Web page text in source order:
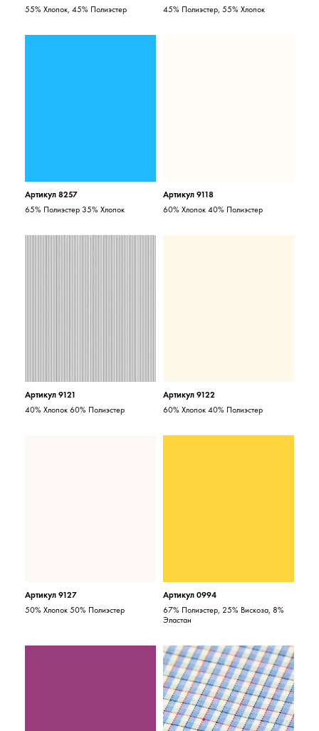
55% Хлопок, 45% Полиэстер 45% Полиэстер, 55% Хлопок
Артикул 8257
65% Полиэстер 35% Хлопок
Артикул 9118
60% Хлопок 40% Полиэстер
Артикул 9121
40% Хлопок 60% Полиэстер
Артикул 9122
60% Хлопок 40% Полиэстер
Артикул 9127
50% Хлопок 50% Полиэстер
Артикул 0994
67% Полиэстер, 25% Вискоза, 8%
Эластан